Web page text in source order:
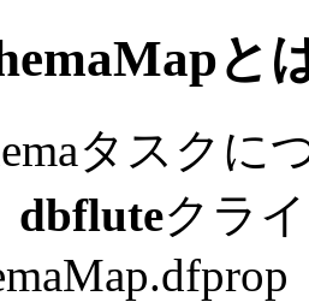
と
タスク
dbfluteクラ